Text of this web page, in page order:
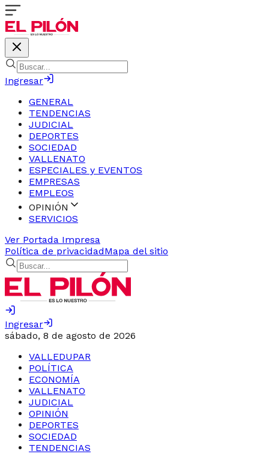
Ingresar
GENERAL
TENDENCIAS
JUDICIAL
DEPORTES
SOCIEDAD
VALLENATO
ESPECIALES y EVENTOS
EMPRESAS
EMPLEOS
OPINIÓN
SERVICIOS
Ver Portada Impresa
Política de privacidadMapa del sitio
Ingresar
sábado, 8 de agosto de 2026
VALLEDUPAR
POLÍTICA
ECONOMÍA
VALLENATO
JUDICIAL
OPINIÓN
DEPORTES
SOCIEDAD
TENDENCIAS